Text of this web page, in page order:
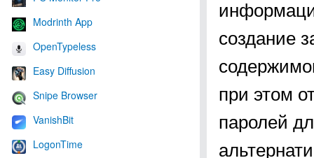
Modrinth App
OpenTypeless
Easy Diffusion
Snipe Browser
VanishBit
LogonTime
создание
при этом
паролей